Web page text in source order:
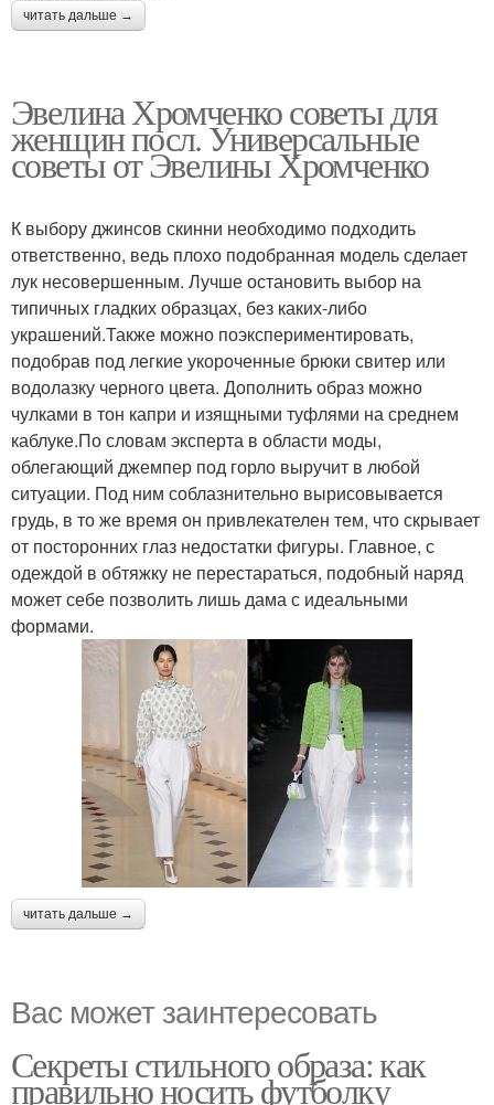
читать дальше →
Эвелина Хромченко советы для
женщин посл. Универсальные
советы от Эвелины Хромченко
К выбору джинсов скинни необходимо подходить
ответственно, ведь плохо подобранная модель сделает
лук несовершенным. Лучше остановить выбор на
типичных гладких образцах, без каких-либо
украшений.Также можно поэкспериментировать,
подобрав под легкие укороченные брюки свитер или
водолазку черного цвета. Дополнить образ можно
чулками в тон капри и изящными туфлями на среднем
каблуке.По словам эксперта в области моды,
облегающий джемпер под горло выручит в любой
ситуации. Под ним соблазнительно вырисовывается
грудь, в то же время он привлекателен тем, что скрывает
от посторонних глаз недостатки фигуры. Главное, с
одеждой в обтяжку не перестараться, подобный наряд
может себе позволить лишь дама с идеальными
формами.
читать дальше →
Вас может заинтересовать
Секреты стильного образа: как
правильно носить футболку